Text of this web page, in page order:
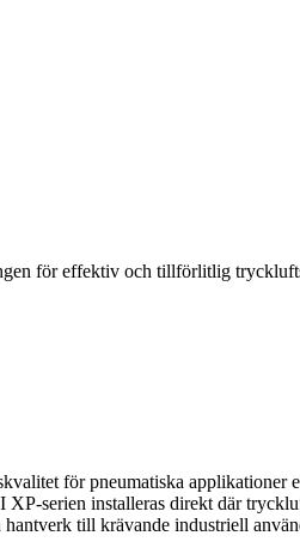
för effektiv och tillförlitlig
för pneumatiska
serien installeras direkt där
till krävande industriell